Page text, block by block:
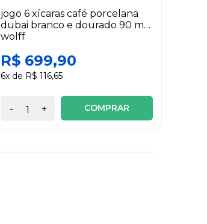
jogo 6 xícaras café porcelana
dubai branco e dourado 90 ml
wolff
R$ 699,90
6x de R$ 116,65
- + COMPRAR